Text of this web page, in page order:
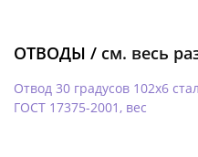
ОТВОДЫ / см. весь
Отвод 30 градусов 102х6
ГОСТ 17375-2001, вес